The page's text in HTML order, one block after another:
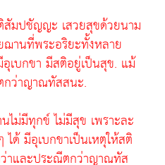
มปชัญญะ เสวยสุขด้วยนาม
านที่พระอริยะทั้งหลาย
เบกขา มีสติอยู่เป็นสุข. แม้
กว่าญาณทัสสนะ.
ม่มีทุกข์ ไม่มีสุข เพราะละ
ด้ มีอุเบกขาเป็นเหตุให้สติ
าและประณีตกว่าญาณทัส